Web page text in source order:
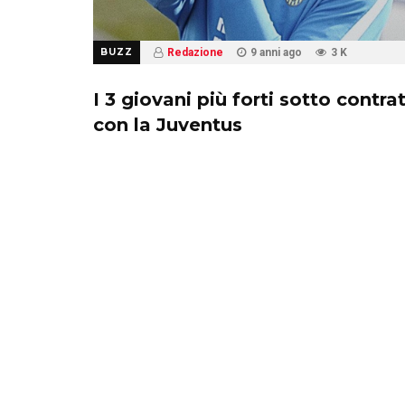
BUZZ Redazione 9 anni ago 3 K
I 3 giovani più forti sotto
con la Juventus